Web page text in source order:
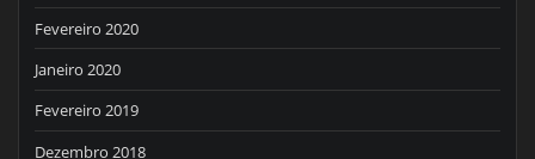
Fevereiro 2020
Janeiro 2020
Fevereiro 2019
Dezembro 2018